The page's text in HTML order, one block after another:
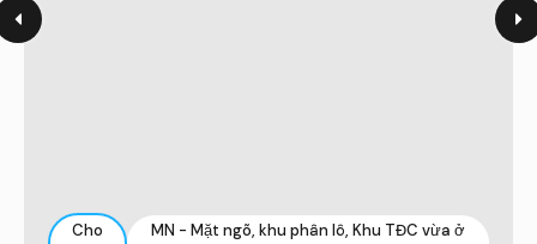
Cho
MN - Mặt ngõ, khu phân lô, Khu TĐC vừa ở